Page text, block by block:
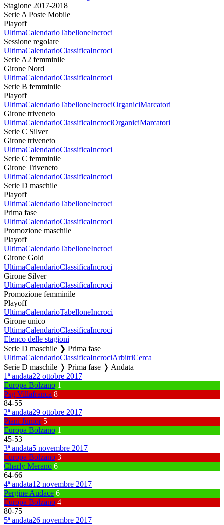
Stagione 2017-2018
Serie A Poste Mobile
Playoff
UltimaCalendarioTabelloneIncroci
Sessione regolare
UltimaCalendarioClassificaIncroci
Serie A2 femminile
Girone Nord
UltimaCalendarioClassificaIncroci
Serie B femminile
Playoff
UltimaCalendarioTabelloneIncrociOrganiciMarcatori
Girone triveneto
UltimaCalendarioClassificaIncrociOrganiciMarcatori
Serie C Silver
Girone triveneto
UltimaCalendarioClassificaIncroci
Serie C femminile
Girone Triveneto
UltimaCalendarioClassificaIncroci
Serie D maschile
Playoff
UltimaCalendarioTabelloneIncroci
Prima fase
UltimaCalendarioClassificaIncroci
Promozione maschile
Playoff
UltimaCalendarioTabelloneIncroci
Girone Gold
UltimaCalendarioClassificaIncroci
Girone Silver
UltimaCalendarioClassificaIncroci
Promozione femminile
Playoff
UltimaCalendarioTabelloneIncroci
Girone unico
UltimaCalendarioClassificaIncroci
Elenco delle stagioni
Serie D maschile ❯ Prima fase
UltimaCalendarioClassificaIncrociArbitriCerca
Serie D maschile ❭ Prima fase ❭ Andata
1ª andata22 ottobre 2017
Europa Bolzano 1
Psg Villafranca 8
84-55
2ª andata29 ottobre 2017
Piani Junior 5
Europa Bolzano 1
45-53
3ª andata5 novembre 2017
Europa Bolzano 3
Charly Merano 6
64-66
4ª andata12 novembre 2017
Pergine Audace 6
Europa Bolzano 4
80-75
5ª andata26 novembre 2017